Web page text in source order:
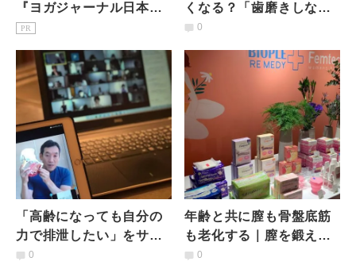
『ヨガジャーナル日本
版』予約購読のご案内
PR
くなる？「歯磨きしなが
ら必ず10秒」簡単体幹ト
0
「高齢になっても自分の
力で排泄したい」をサポ
ート｜医師も認めるエク
0
年齢と共に膣も骨盤底筋
も老化する｜膣を鍛える
画期的なフェムテックア
0